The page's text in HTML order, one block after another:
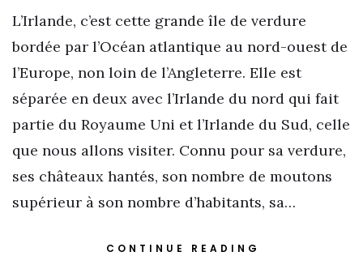
L’Irlande, c’est cette grande île de verdure
bordée par l’Océan atlantique au nord-ouest de
l’Europe, non loin de l’Angleterre. Elle est
séparée en deux avec l’Irlande du nord qui fait
partie du Royaume Uni et l’Irlande du Sud, celle
que nous allons visiter. Connu pour sa verdure,
ses châteaux hantés, son nombre de moutons
supérieur à son nombre d’habitants, sa…
CONTINUE READING